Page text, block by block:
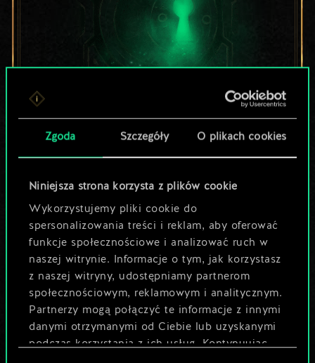
Zgoda Szczegóły O plikach cookies
Niniejsza strona korzysta z plików cookie
Wykorzystujemy pliki cookie do
spersonalizowania treści i reklam, aby oferować
funkcje społecznościowe i analizować ruch w
naszej witrynie. Informacje o tym, jak korzystasz
z naszej witryny, udostępniamy partnerom
społecznościowym, reklamowym i analitycznym.
Partnerzy mogą połączyć te informacje z innymi
danymi otrzymanymi od Ciebie lub uzyskanymi
podczas korzystania z ich usług. Kontynuując
Lubisz grać tą talią?
Pomóż społeczności
odkryć jej
potencjał!
Nazwij talię i opisz swoją strategię
Edytuj talię